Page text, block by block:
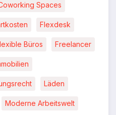
Spaces
Flexdesk
Büros Freelancer
Läden
Moderne Arbeitswelt